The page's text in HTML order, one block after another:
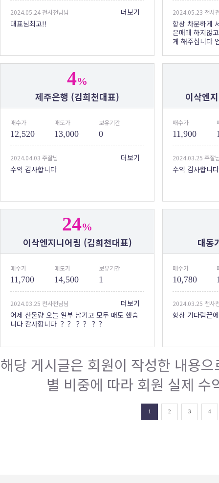
2024.05.24 천사천님님
대표님최고!!
더보기 2024.05.23 천사
항상 차분하게
은매매 하지않
게 해주십니다
4%
제주은행 (김희천대표)
매수가
12,520
매도가
13,000
보유기간
0
2024.04.03 주잘님
수익 감사합니다
더보기
이삭엔
매수가
11,900
2024.03.25 주잘
수익 감사합니다
24%
이삭엔지니어링 (김희천대표)
매수가
11,700
매도가
14,500
보유기간
1
2024.03.25 천사천님님
어제 산물량 오늘 일부 남기고 모두 매도 했습
니다 감사합니다 ？？ ？？ ？？
더보기
대동
매수가
10,780
2024.03.25 천사
항상 기다림끝
해당 게시글은 회원이 작성한 내용
별 비중에 따라 회원 실제
1 2 3 4